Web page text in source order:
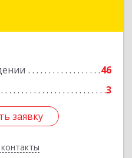
46
3
заявку
Миасс г, Жуковского
заявку